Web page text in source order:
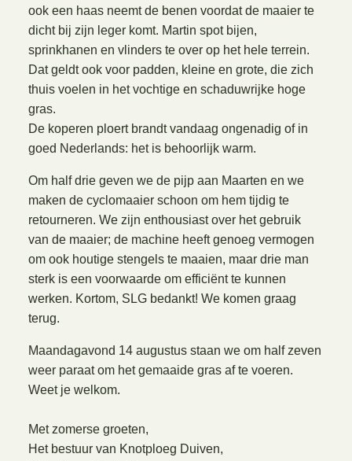
ook een haas neemt de benen voordat de maaier te
dicht bij zijn leger komt. Martin spot bijen,
sprinkhanen en vlinders te over op het hele terrein.
Dat geldt ook voor padden, kleine en grote, die zich
thuis voelen in het vochtige en schaduwrijke hoge
gras.
De koperen ploert brandt vandaag ongenadig of in
goed Nederlands: het is behoorlijk warm.
Om half drie geven we de pijp aan Maarten en we
maken de cyclomaaier schoon om hem tijdig te
retourneren. We zijn enthousiast over het gebruik
van de maaier; de machine heeft genoeg vermogen
om ook houtige stengels te maaien, maar drie man
sterk is een voorwaarde om efficiënt te kunnen
werken. Kortom, SLG bedankt! We komen graag
terug.
Maandagavond 14 augustus staan we om half zeven
weer paraat om het gemaaide gras af te voeren.
Weet je welkom.
Met zomerse groeten,
Het bestuur van Knotploeg Duiven,